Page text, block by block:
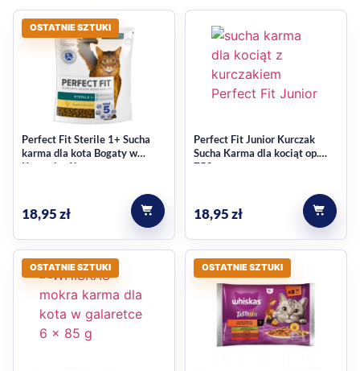
OSTATNIE SZTUKI
Perfect Fit Sterile 1+ Sucha
karma dla kota Bogaty w
Kurczaka 1kg
18,95zł
Perfect Fit Junior Kurczak
Sucha Karma dla kociąt op.
750g
18,95zł
OSTATNIE SZTUKI OSTATNIE SZTUKI